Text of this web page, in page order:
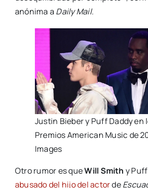
anónima a Daily Mail.
Justin Bieber y Puff Daddy en
Premios American Music de
Images
Otro rumor es queWill Smith y
abusado del hijo del actorde